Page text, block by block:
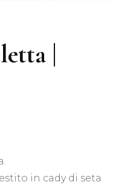
|
in cady di seta